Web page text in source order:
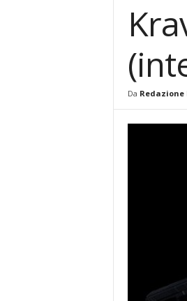
Da Redazione